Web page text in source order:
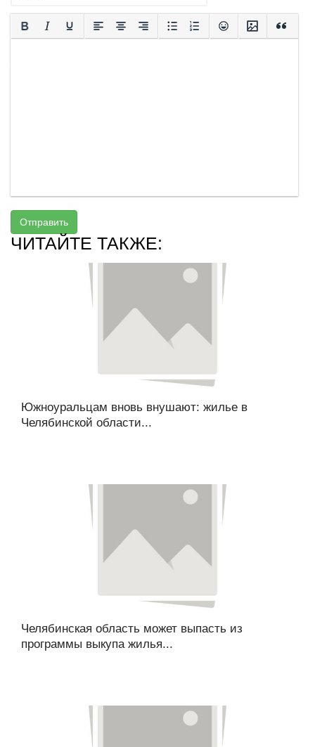
Отправить
ЧИТАЙТЕ ТАКЖЕ:
Южноуральцам вновь внушают: жилье в
Челябинской области...
Челябинская область может выпасть из
программы выкупа жилья...